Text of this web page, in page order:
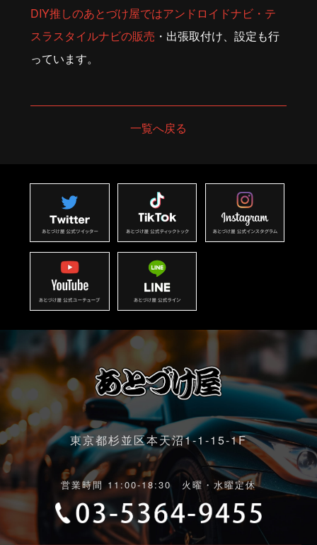
DIY推しのあとづけ屋ではアンドロイドナビ・テ
スラスタイルナビの販売 ・出張取付け、設定も行
っています。
一覧へ戻る
東京都杉並区本天沼1-1-15-1F
営業時間 11:00-18:30 火曜・水曜定休